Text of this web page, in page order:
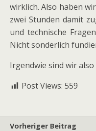
wirklich. Also haben
zwei Stunden damit
und technische
Nicht sonderlich
Irgendwie sind wir
Post Views: 559
Vorheriger Beitrag